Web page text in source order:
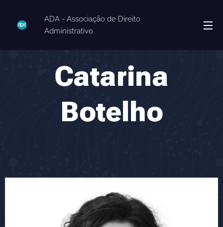
ADA - Associação de Direito
Administrativo
Catarina
Botelho